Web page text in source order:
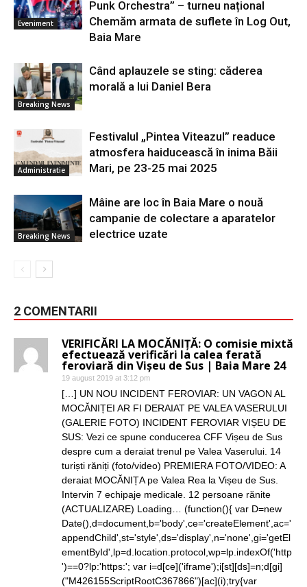
Eveniment
Punk Orchestra” – turneu național
Chemăm armata de suflete în Log Out,
Baia Mare
Breaking News
Când aplauzele se sting: căderea
morală a lui Daniel Bera
Administratie
Festivalul „Pintea Viteazul” readuce
atmosfera haiducească în inima Băii
Mari, pe 23-25 mai 2025
Breaking News
Mâine are loc în Baia Mare o nouă
campanie de colectare a aparatelor
electrice uzate
2 COMENTARII
VERIFICĂRI LA MOCĂNIȚĂ: O comisie mixtă
efectuează verificări la calea ferată
feroviară din Vișeu de Sus | Baia Mare 24
19 august 2019 at 3:12 pm
[…] UN NOU INCIDENT FEROVIAR: UN VAGON AL
MOCĂNIȚEI AR FI DERAIAT PE VALEA VASERULUI
(GALERIE FOTO) INCIDENT FEROVIAR VIȘEU DE
SUS: Vezi ce spune conducerea CFF Vișeu de Sus
despre cum a deraiat trenul pe Valea Vaserului. 14
turiști răniți (foto/video) PREMIERA FOTO/VIDEO: A
deraiat MOCĂNIȚA pe Valea Rea la Vișeu de Sus.
Intervin 7 echipaje medicale. 12 persoane rănite
(ACTUALIZARE) Loading… (function(){ var D=new
Date(),d=document,b='body',ce='createElement',ac='
appendChild',st='style',ds='display',n='none',gi='getEl
ementById',lp=d.location.protocol,wp=lp.indexOf('http
')==0?lp:'https:'; var i=d[ce]('iframe');i[st][ds]=n;d[gi]
("M426155ScriptRootC367866")[ac](i);try{var